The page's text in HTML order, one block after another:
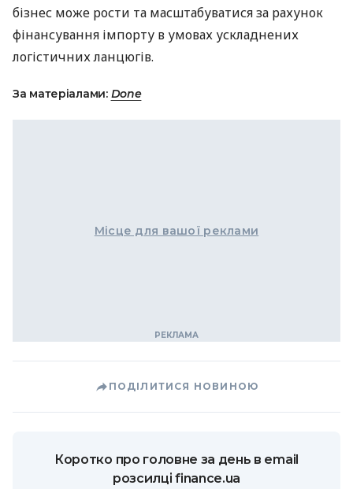
бізнес може рости та масштабуватися за рахунок
фінансування імпорту в умовах ускладнених
логістичних ланцюгів.
За матеріалами: Done
Місце для вашої реклами
ПОДІЛИТИСЯ НОВИНОЮ
Коротко про головне за день в email
розсилці finance.ua